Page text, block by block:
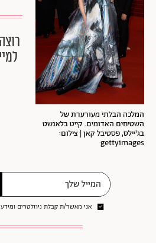
המלכה הבלתי מעורערת של
השטיחים האדומים. קייט בלאנשט
בג'יילס, פסטיבל קאן | צילום:
gettyimages
אני מאשר/ת קבלת ניוזלטרים